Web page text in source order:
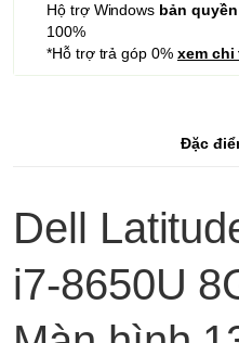
Hộ trợ Windows bản quyền
100%
*Hỗ trợ trả góp 0% xem chi
Đặc
Dell
i7-8650U